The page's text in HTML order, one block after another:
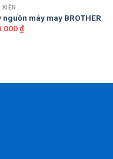
KIỆN
nguồn máy may BROTHER
₫